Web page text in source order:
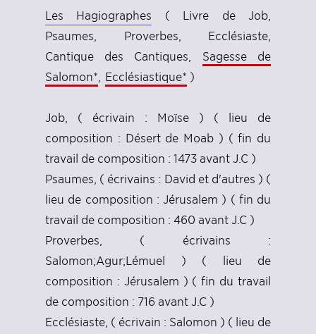
Les Hagiographes ( Livre de Job,
Psaumes, Proverbes, Ecclésiaste,
Cantique des Cantiques,
Sagesse de
Salomon* Ecclésiastique* )
Job, ( écrivain : Moïse ) ( lieu de
composition : Désert de Moab ) ( fin du
travail de composition : 1473 avant J.C )
Psaumes, ( écrivains : David et d'autres ) (
lieu de composition : Jérusalem ) ( fin du
travail de composition : 460 avant J.C )
Proverbes, ( écrivains :
Salomon;Agur;Lémuel ) ( lieu de
composition : Jérusalem ) ( fin du travail
de composition : 716 avant J.C )
Ecclésiaste, ( écrivain : Salomon ) ( lieu de